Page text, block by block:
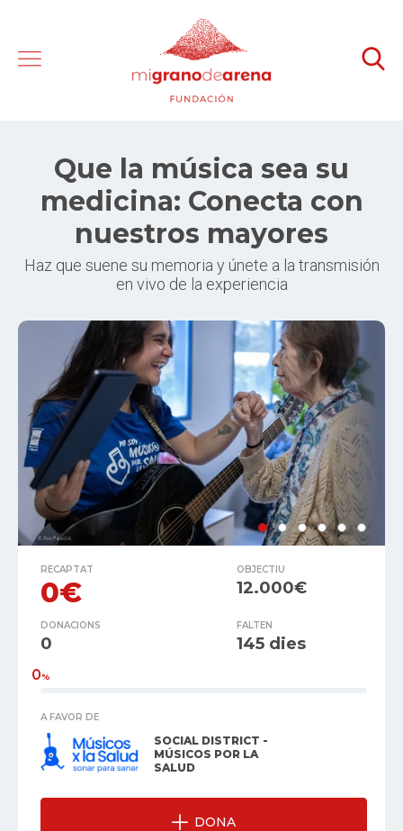
Que la música sea su
medicina: Conecta con
nuestros mayores
Haz que suene su memoria y únete a la transmisión
en vivo de la experiencia
RECAPTAT
0€
OBJECTIU
12.000€
DONACIONS
0
FALTEN
145 dies
0%
A FAVOR DE
SOCIAL DISTRICT -
MÚSICOS POR LA
SALUD
DONA